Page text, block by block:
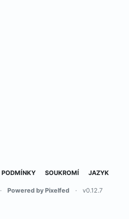
PODMÍNKY SOUKROMÍ JAZYK
· Powered by Pixelfed · v0.12.7